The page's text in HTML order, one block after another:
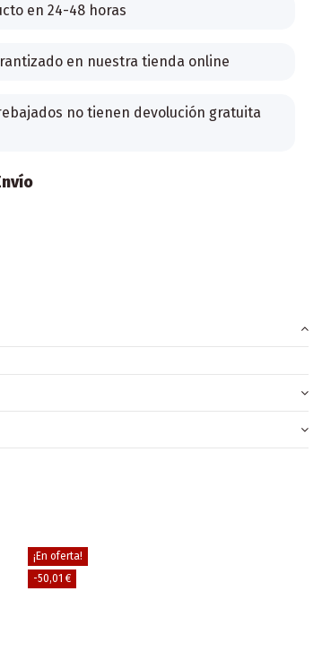
en 24-48 horas
en nuestra tienda online
no tienen devolución gratuita
¡En oferta!
-50,01 €